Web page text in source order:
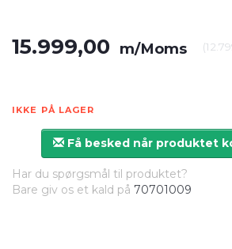
15.999,00 m/Moms (
IKKE PÅ LAGER
Få besked når produktet
Har du spørgsmål til produktet?
Bare giv os et kald på 70701009